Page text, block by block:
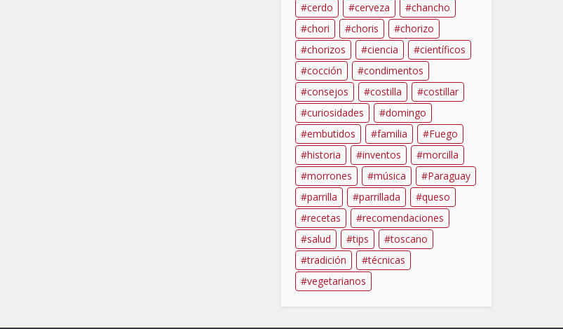
cerdo
cerveza
chancho
chori
choris
chorizo
chorizos
ciencia
científicos
cocción
condimentos
consejos
costilla
costillar
curiosidades
domingo
embutidos
familia
Fuego
historia
inventos
morcilla
morrones
música
Paraguay
parrilla
parrillada
queso
recetas
recomendaciones
salud
tips
toscano
tradición
técnicas
vegetarianos